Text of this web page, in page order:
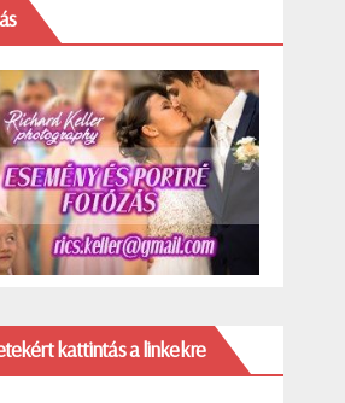
kattintás a linkekre